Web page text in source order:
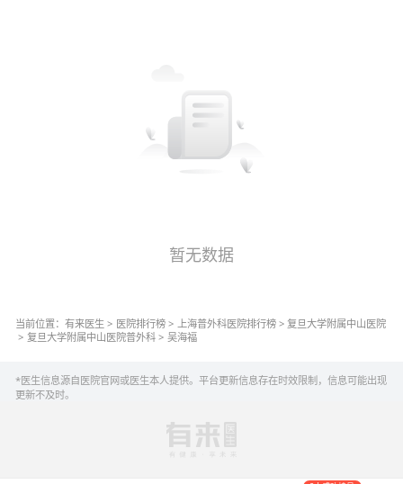
暂无数据
当前位置： 有来医生 > 医院排行榜 > 上海普外科医院排行榜 > 复旦大学附属中山医院
> 复旦大学附属中山医院普外科 > 吴海福
*医生信息源自医院官网或医生本人提供。平台更新信息存在时效限制，信息可能出现
更新不及时。